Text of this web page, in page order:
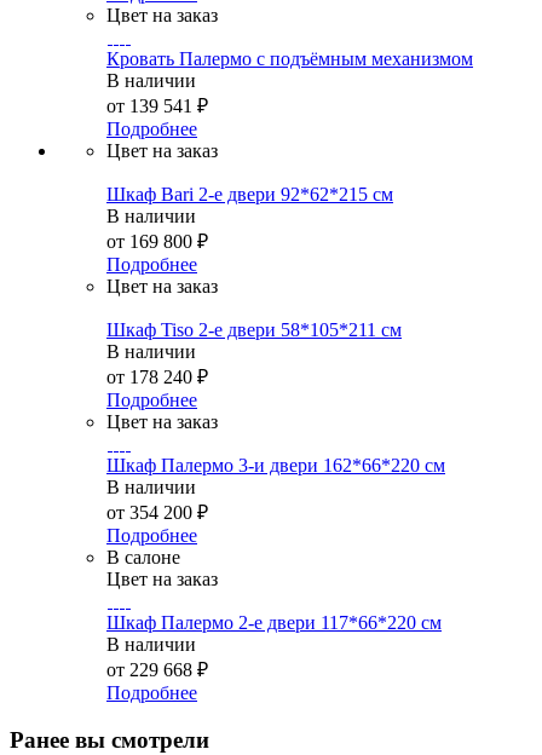
Цвет на заказ
Кровать Палермо с подъёмным механизмом
В наличии
от 139 541 ₽
Подробнее
Цвет на заказ
Шкаф Bari 2-е двери 92*62*215 см
В наличии
от 169 800 ₽
Подробнее
Цвет на заказ
Шкаф Tiso 2-е двери 58*105*211 см
В наличии
от 178 240 ₽
Подробнее
Цвет на заказ
Шкаф Палермо 3-и двери 162*66*220 см
В наличии
от 354 200 ₽
Подробнее
В салоне
Цвет на заказ
Шкаф Палермо 2-е двери 117*66*220 см
В наличии
от 229 668 ₽
Подробнее
Ранее вы смотрели